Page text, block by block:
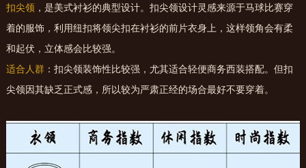
扣尖领 ，是美式衬衫的典型设计。扣尖领设计灵感来源于马球比赛穿
着的服饰，利用纽扣将领尖扣在衬衫的前片衣身上，这样领角会有柔
和起伏，立体感会比较强。
适合人群：扣尖领装饰性比较强，尤其适合轻便商务西装搭配。但扣
尖领因其缺乏正式感，所以较为严肃正经的场合最好不要穿着。